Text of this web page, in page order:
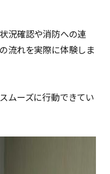
況確認や消防への連
流れを実際に体験しま
ムーズに行動できてい